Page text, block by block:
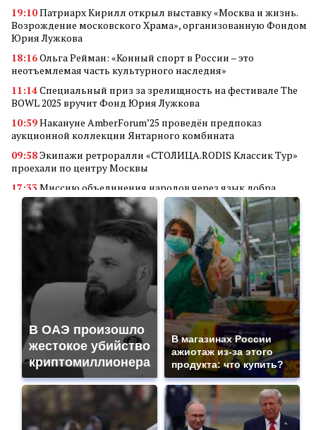
19:10Патриарх Кирилл открыл выставку «Москва и жизнь.
Возрождение московского Храма», организованную Фондом
Юрия Лужкова
18:16Ольга Рейман: «Конный спорт в России – это
неотъемлемая часть культурного наследия»
11:14Специальный приз за зрелищность на фестивале The
BOWL 2025 вручит Фонд Юрия Лужкова
10:59Накануне AmberForum’25 проведён предпоказ
аукционной коллекции Янтарного комбината
09:58Экипажи ретроралли «СТОЛИЦА.RODIS Классик Тур»
проехали по центру Москвы
17:33Миссию объединения народов через язык добра
реализует кинофестиваль «В кругу семьи»
14:34Алюминиевые квадраты
Преимущества покупки аккаунта Valorant через
маркетплейс аккаунтов
Грант Фонда Юрия Лужкова присужден проекту
студентов Самарского университета
18:45
Мобилизация в России: неожиданные последствия для
владельцев дронов
18:30 Гуманитарная и социальная деятельность «Де Хёс»:
поддержка ветеранов, детей и военных
18:23«АртПром» объединяет технологии и искусство при
поддержке Фонда Юрия Лужкова
«Ростелеком» обеспечил связью 16 малых населенных
пунктов Тверской области
В ОАЭ произошло
жестокое убийство
криптомиллионера
В магазинах России
ажиотаж из-за этого
продукта: что купить?